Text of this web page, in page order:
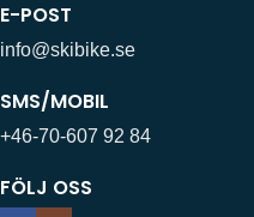
E-POST
info@skibike.se
SMS/MOBIL
+46-70-607 92 84
FÖLJ OSS